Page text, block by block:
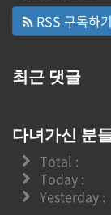
RSS 구독하기
최근 댓글
다녀가신 분
Total :
Today :
Yesterday :